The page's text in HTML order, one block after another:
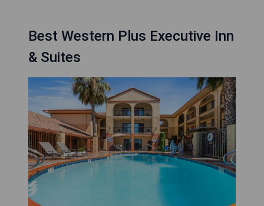
Best Western Plus Executive Inn
& Suites